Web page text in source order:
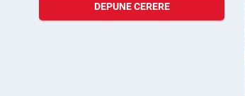
DEPUNE CERERE